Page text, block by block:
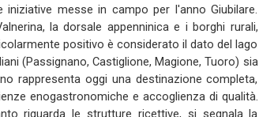
messe in campo per l'anno Giubilare.
la dorsale appenninica e i borghi rurali,
positivo è considerato il dato del lago
(Passignano, Castiglione, Magione, Tuoro) sia
rappresenta oggi una destinazione completa,
enogastronomiche e accoglienza di qualità.
riguarda le strutture ricettive, si segnala la